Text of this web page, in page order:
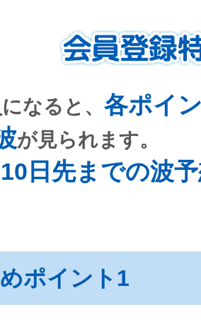
なると、 各ポイ
が見られます。
10日先までの波
ポイント1